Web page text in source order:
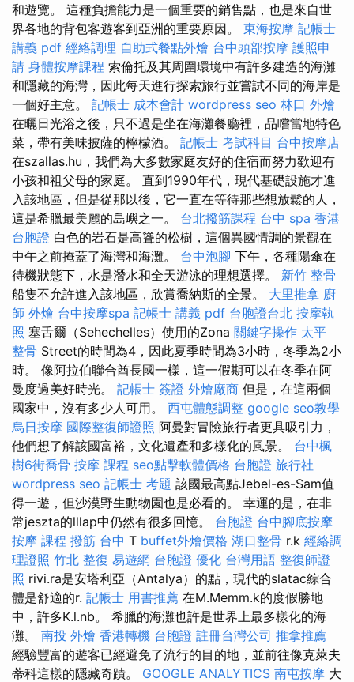
和遊覽。 這種負擔能力是一個重要的銷售點，也是來自世
界各地的背包客遊客到亞洲的重要原因。 東海按摩 記帳士
講義 pdf 經絡調理 自助式餐點外燴 台中頭部按摩 護照申
請 身體按摩課程 索倫托及其周圍環境中有許多建造的海灘
和隱藏的海灣，因此每天進行探索旅行並嘗試不同的海岸是
一個好主意。 記帳士 成本會計 wordpress seo 林口 外燴
在曬日光浴之後，只不過是坐在海灘餐廳裡，品嚐當地特色
菜，帶有美味披薩的檸檬酒。 記帳士 考試科目 台中按摩店
在szallas.hu，我們為大多數家庭友好的住宿而努力歡迎有
小孩和祖父母的家庭。 直到1990年代，現代基礎設施才進
入該地區，但是從那以後，它一直在等待那些想放鬆的人，
這是希臘最美麗的島嶼之一。 台北撥筋課程 台中 spa 香港
台胞證 白色的岩石是高聳的松樹，這個異國情調的景觀在
中午之前掩蓋了海灣和海灘。 台中泡腳 下午，各種陽傘在
待機狀態下，水是潛水和全天游泳的理想選擇。 新竹 整骨
船隻不允許進入該地區，欣賞喬納斯的全景。 大里推拿 廚
師 外燴 台中按摩spa 記帳士 講義 pdf 台胞證台北 按摩執
照 塞舌爾（Sehechelles）使用的Zona 關鍵字操作 太平
整骨 Street的時間為4，因此夏季時間為3小時，冬季為2小
時。 像阿拉伯聯合酋長國一樣，這一假期可以在冬季在阿
曼度過美好時光。 記帳士 簽證 外燴廠商 但是，在這兩個
國家中，沒有多少人可用。 西屯體態調整 google seo教學
烏日按摩 國際整復師證照 阿曼對冒險旅行者更具吸引力，
他們想了解該國富裕，文化遺產和多樣化的風景。 台中楓
樹6街喬骨 按摩 課程 seo點擊軟體價格 台胞證 旅行社
wordpress seo 記帳士 考題 該國最高點Jebel-es-Sam值
得一遊，但沙漠野生動物園也是必看的。 幸運的是，在非
常jeszta的lllap中仍然有很多回憶。 台胞證 台中腳底按摩
按摩 課程 撥筋 台中 T buffet外燴價格 湖口整骨 r.k 經絡調
理證照 竹北 整復 易遊網 台胞證 優化 台灣用語 整復師證
照 rivi.ra是安塔利亞（Antalya）的點，現代的slatac綜合
體是舒適的r. 記帳士 用書推薦 在M.Memm.k的度假勝地
中，許多K.l.nb。 希臘的海灘也許是世界上最多樣化的海
灘。 南投 外燴 香港轉機 台胞證 註冊台灣公司 推拿推薦
經驗豐富的遊客已經避免了流行的目的地，並前往像克萊夫
蒂科這樣的隱藏奇蹟。 GOOGLE ANALYTICS 南屯按摩 大